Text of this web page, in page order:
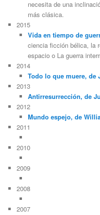
necesita de una
más clásica.
2015
Vida en tiempo de
ciencia ficción bélica, la
espacio o La guerra
2014
Todo lo que muere, de
2013
Antirresurrección, de
2012
Mundo espejo, de
2011
2010
2009
2008
2007